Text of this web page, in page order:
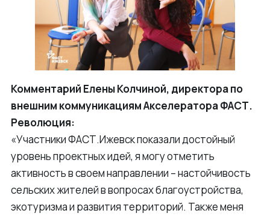
Комментарий Елены Колчиной, директора по
внешним коммуникациям Акселератора ФАСТ.
Революция:
«Участники ФАСТ.Ижевск показали достойный
уровень проектных идей, я могу отметить
активность в своем направлении – настойчивость
сельских жителей в вопросах благоустройства,
экотуризма и развития территорий. Также меня